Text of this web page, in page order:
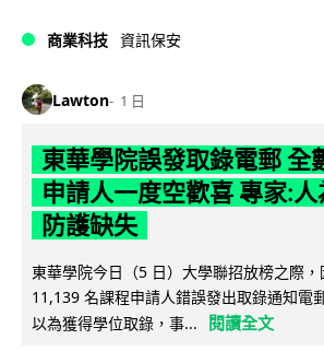
商業科技 資訊保安
Lawton 1 日
東華學院誤發取錄電郵 全
申請人一度空歡喜 專家:
防護缺失
東華學院今日（5 日）大學聯招放榜之際
11,139 名課程申請人錯誤發出取錄通知電
以為獲得學位取錄，事...
閱讀全文